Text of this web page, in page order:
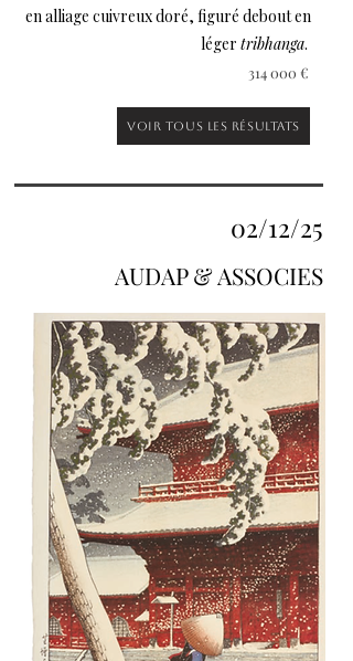
en alliage cuivreux doré, figuré debout en
léger tribhanga.
314 000 €
Voir tous les résultats
02/12/25
AUDAP & ASSOCIES